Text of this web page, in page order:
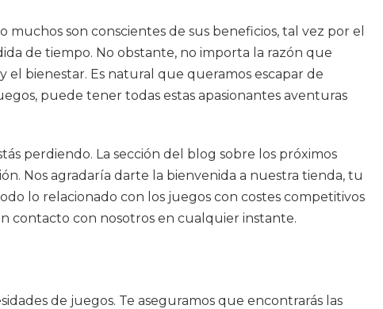
son conscientes de sus beneficios, tal vez por el
de tiempo. No obstante, no importa la razón que
el bienestar. Es natural que queramos escapar de
puede tener todas estas apasionantes aventuras
perdiendo. La sección del blog sobre los próximos
Nos agradaría darte la bienvenida a nuestra tienda, tu
lo relacionado con los juegos con costes competitivos
contacto con nosotros en cualquier instante.
de juegos. Te aseguramos que encontrarás las